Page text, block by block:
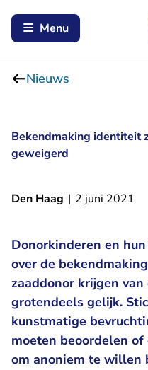
Menu
Nieuws
Bekendmaking identiteit
geweigerd
Den Haag | 2 juni 2021
Donorkinderen en
over de
zaaddonor krijgen
grotendeels gelijk.
kunstmatige
moeten beoordelen
om anoniem te willen